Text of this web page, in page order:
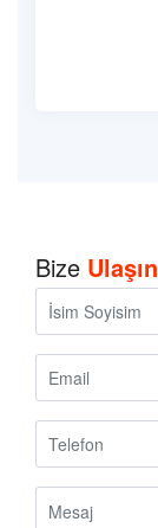
Bize Ulaşın